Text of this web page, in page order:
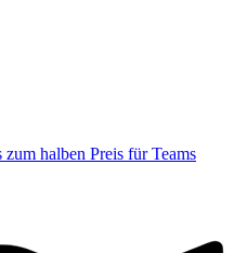
halben Preis für Teams